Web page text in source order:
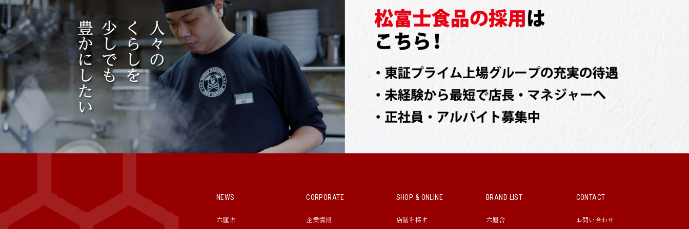
NEWS
六厘舎
CORPORATE
企業情報
SHOP & ONLINE
店舗を探す
BRAND LIST
六厘舎
CONTACT
お問い合わせ